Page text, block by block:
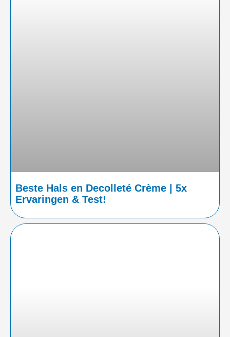
Beste Hals en Decolleté Crème | 5x
Ervaringen & Test!